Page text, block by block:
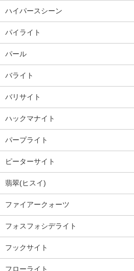
ハイパースシーン
パイライト
パール
バライト
バリサイト
ハックマナイト
パープライト
ピーターサイト
翡翠(ヒスイ)
ファイアークォーツ
フォスフォシデライト
フックサイト
フローライト